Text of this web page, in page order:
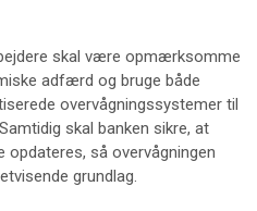
skal være opmærksomme
adfærd og bruge både
overvågningssystemer til
skal banken sikre, at
opdateres, så overvågningen
grundlag.